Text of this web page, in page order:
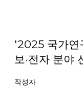
'2025 국가연
보·전자 분야
작성자